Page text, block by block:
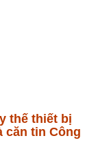
thế thiết bị
căn tin Công